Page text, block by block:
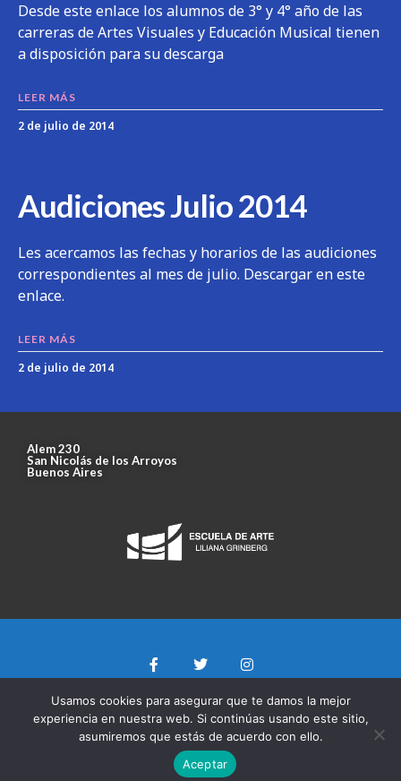
Desde este enlace los alumnos de 3° y 4° año de las
carreras de Artes Visuales y Educación Musical tienen
a disposición para su descarga
LEER MÁS
2 de julio de 2014
Audiciones Julio 2014
Les acercamos las fechas y horarios de las audiciones
correspondientes al mes de julio. Descargar en este
enlace.
LEER MÁS
2 de julio de 2014
Alem 230
San Nicolás de los Arroyos
Buenos Aires
Usamos cookies para asegurar que te damos la mejor
experiencia en nuestra web. Si continúas usando este sitio,
asumiremos que estás de acuerdo con ello.
Aceptar